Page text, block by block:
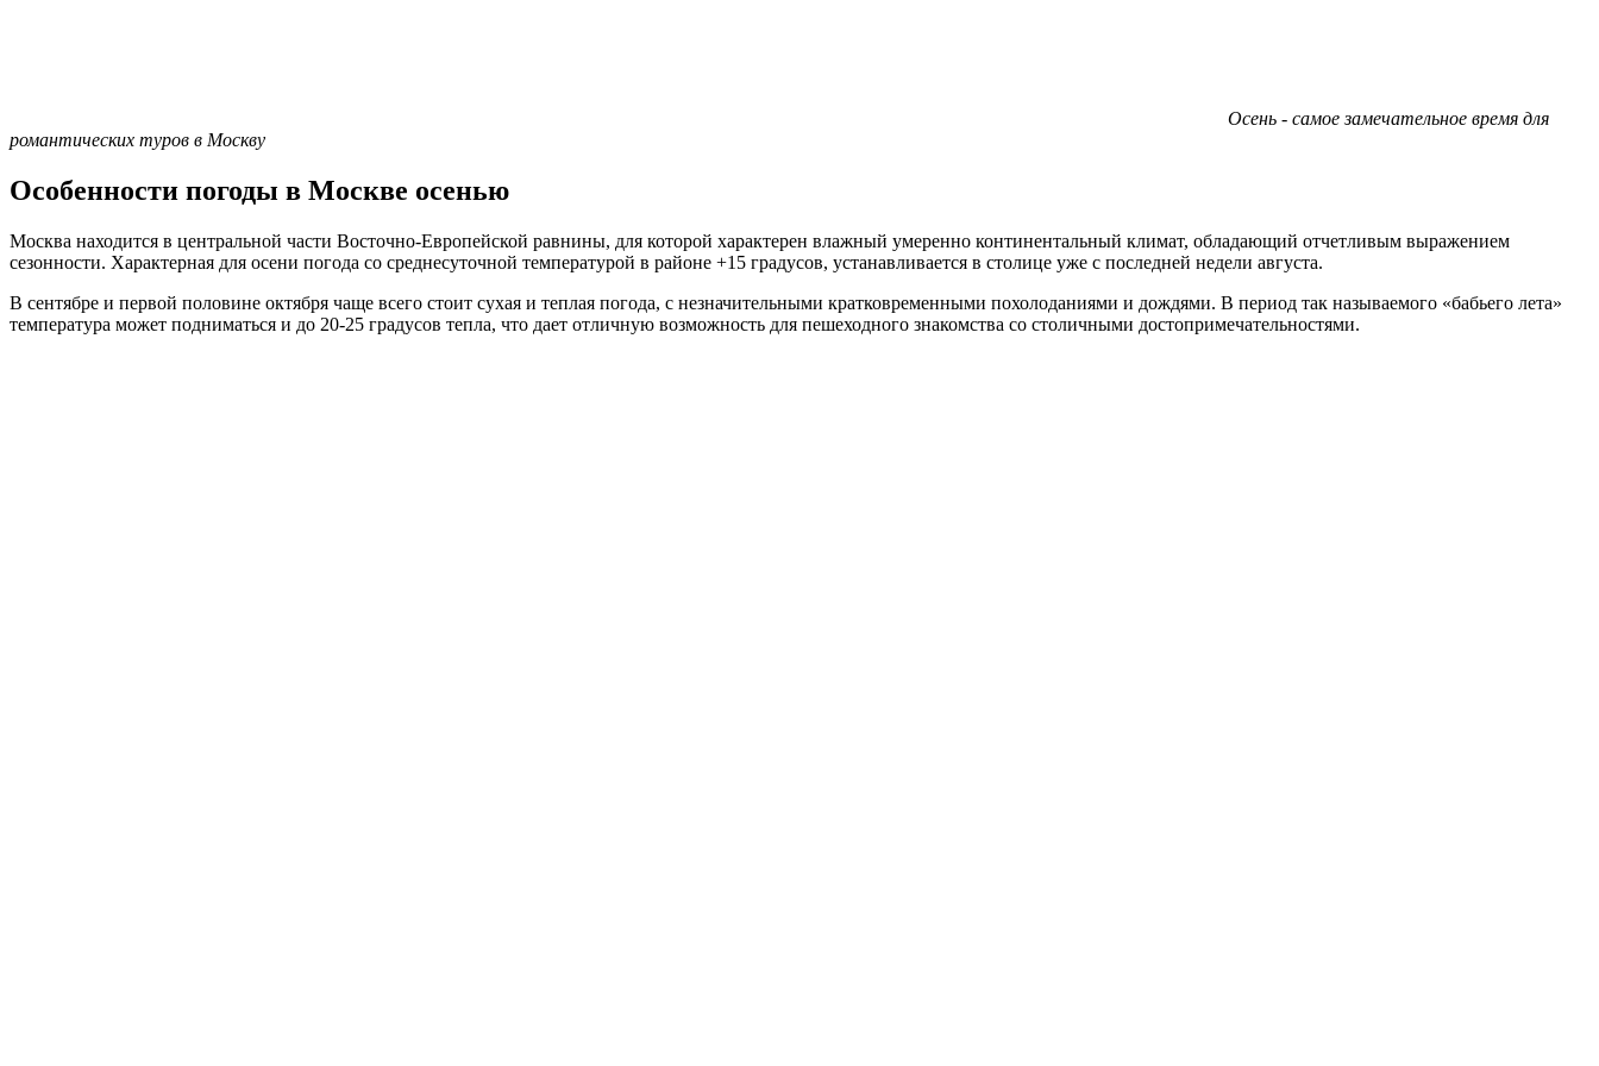
Осень - самое замечательное время для
романтических туров в Москву
Особенности погоды в Москве осенью
Москва находится в центральной части Восточно-Европейской равнины, для которой характерен влажный умеренно континентальный климат, обладающий отчетливым выражением
сезонности. Характерная для осени погода со среднесуточной температурой в районе +15 градусов, устанавливается в столице уже с последней недели августа.
В сентябре и первой половине октября чаще всего стоит сухая и теплая погода, с незначительными кратковременными похолоданиями и дождями. В период так называемого «бабьего лета»
температура может подниматься и до 20-25 градусов тепла, что дает отличную возможность для пешеходного знакомства со столичными достопримечательностями.